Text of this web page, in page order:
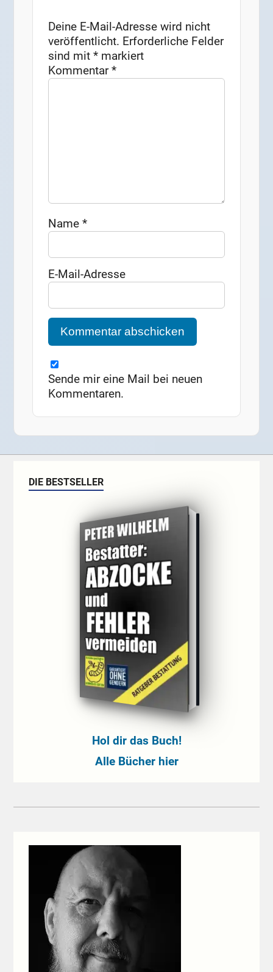
Deine E-Mail-Adresse wird nicht
veröffentlicht. Erforderliche Felder
sind mit* markiert
Kommentar*
Name*
E-Mail-Adresse
Sende mir eine Mail bei neuen
Kommentaren.
DIE BESTSELLER
Hol dir das Buch!
Alle Bücher hier